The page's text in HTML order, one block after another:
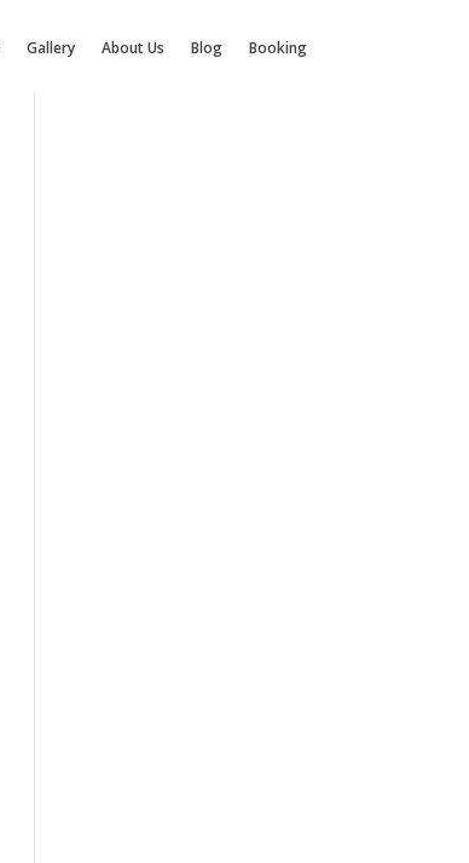
Gallery About Us Blog Booking